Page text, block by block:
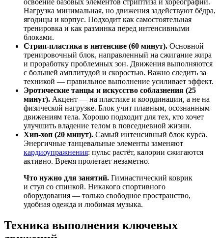
Нагрузка минимальная, но движения задействуют бёдра,
ягодицы и корпус. Подходит как самостоятельная
тренировка и как разминка перед интенсивными
блоками.
Стрип-пластика в интенсиве (60 минут). Основной
тренировочный блок, направленный на сжигание жира
и проработку проблемных зон. Движения выполняются
с большей амплитудой и скоростью. Важно следить за
техникой — правильное выполнение усиливает эффект.
Эротические танцы и искусство соблазнения (25
минут). Акцент — на пластике и координации, а не на
физической нагрузке. Блок учит плавным, осознанным
движениям тела. Хорошо подходит для тех, кто хочет
улучшить владение телом в повседневной жизни.
Хип-хоп (20 минут). Самый интенсивный блок курса.
Энергичные танцевальные элементы заменяют
кардиоупражнения: пульс растёт, калории сжигаются
активно. Время пролетает незаметно.
Что нужно для занятий. Гимнастический коврик
и стул со спинкой. Никакого спортивного
оборудования — только свободное пространство,
удобная одежда и любимая музыка.
Техника выполнения ключевых